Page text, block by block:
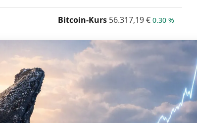
Bitcoin-Kurs 56.317,19€ 0.30 %